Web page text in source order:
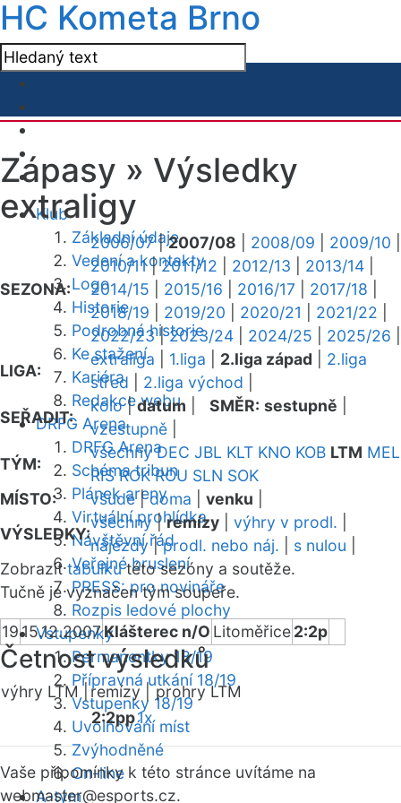
HC Kometa Brno
Klub
Základní údaje
Vedení a kontakty
Logo
Historie
Podrobná historie
Ke stažení
Kariéra
Redakce webu
DRFG Arena
DRFG Arena
Schéma tribun
Plánek areny
Virtuální prohlídka
Návštěvní řád
Veřejné bruslení
PRESS: pro novináře
Rozpis ledové plochy
Vstupenky
Permanentky 18/19
Přípravná utkání 18/19
Vstupenky 18/19
Uvolňování míst
Zvýhodněné
On-line
A-tým
Zápasy » Výsledky
extraligy
SEZONA:
2006/07|2007/08 2008/09 2009/10
2010/11|2011/12 2012/13 2013/14
2014/15
2015/16 2016/17 2017/18
2018/19
2019/20 2020/21 2021/22
2022/23|2023/24 2024/25 2025/26
LIGA:
extraliga 1.liga 2.liga západ
2.liga
střed
2.liga východ
SEŘADIT:
kolo|datum SMĚR: sestupně
vzestupně
TÝM:
všechny DEC JBL KLT KNO KOB LTM MEL
RIS ROK ROU SLN SOK
MÍSTO:
všude|doma venku
VÝSLEDKY:
všechny|remízy výhry v prodl.
nájezdy|prodl. nebo náj. s nulou
Zobrazittabulkutéto sezóny a soutěže.
Tučně je vyznačen tým soupeře.
1915.12.2007Klášterec n/O Litoměřice2:2p
Četnost výsledků
výhry LTM | remízy | prohry LTM
2:2pp1x
Vaše připomínky k této stránce uvítáme na
webmaster@esports.cz.